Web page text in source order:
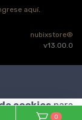
aquí.
nubixstore®
v13.00.0
0
cookiespara